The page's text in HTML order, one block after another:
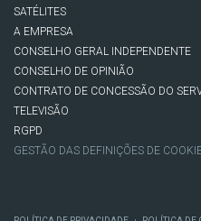
SATÉLITES
A EMPRESA
CONSELHO GERAL INDEPENDENTE
CONSELHO DE OPINIÃO
CONTRATO DE CONCESSÃO DO
TELEVISÃO
RGPD
GESTÃO DAS DEFINIÇÕES DE